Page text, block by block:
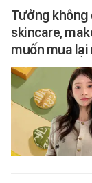
Tưởng không
skincare,
muốn mua lại